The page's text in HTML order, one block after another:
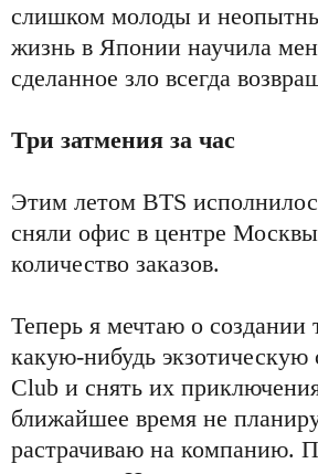
слишком молоды и
жизнь в Японии научила
сделанное зло всегда
Три затмения за час
Этим летом BTS
сняли офис в центре
количество заказов.
Теперь я мечтаю о создании
какую-нибудь
Club и снять их
ближайшее время не
растрачиваю на компанию.